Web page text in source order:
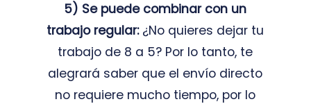
5) Se puede combinar con un
trabajo regular: ¿No quieres dejar tu
trabajo de 8 a 5? Por lo tanto, te
alegrará saber que el envío directo
no requiere mucho tiempo, por lo